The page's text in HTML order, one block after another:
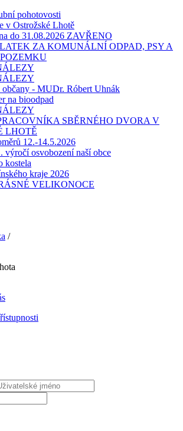
pohotovosti
v Ostrožské Lhotě
do 31.08.2026 ZAVŘENO
ZA KOMUNÁLNÍ ODPAD, PSY A
občany - MUDr. Róbert Uhnák
na bioodpad
SBĚRNÉHO DVORA V
LHOTĚ
12.-14.5.2026
výročí osvobození naší obce
kostela
kraje 2026
VELIKONOCE
/